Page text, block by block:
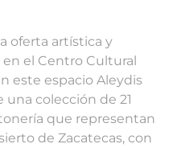
oferta artística y
el Centro Cultural
este espacio Aleydis
colección de 21
que representan
de Zacatecas, con